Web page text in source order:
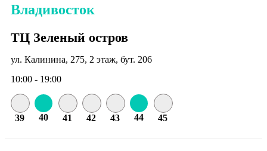
Владивосток
ТЦ Зеленый остров
ул. Калинина, 275, 2 этаж, бут. 206
10:00 - 19:00
39 40 41 42 43 44 45